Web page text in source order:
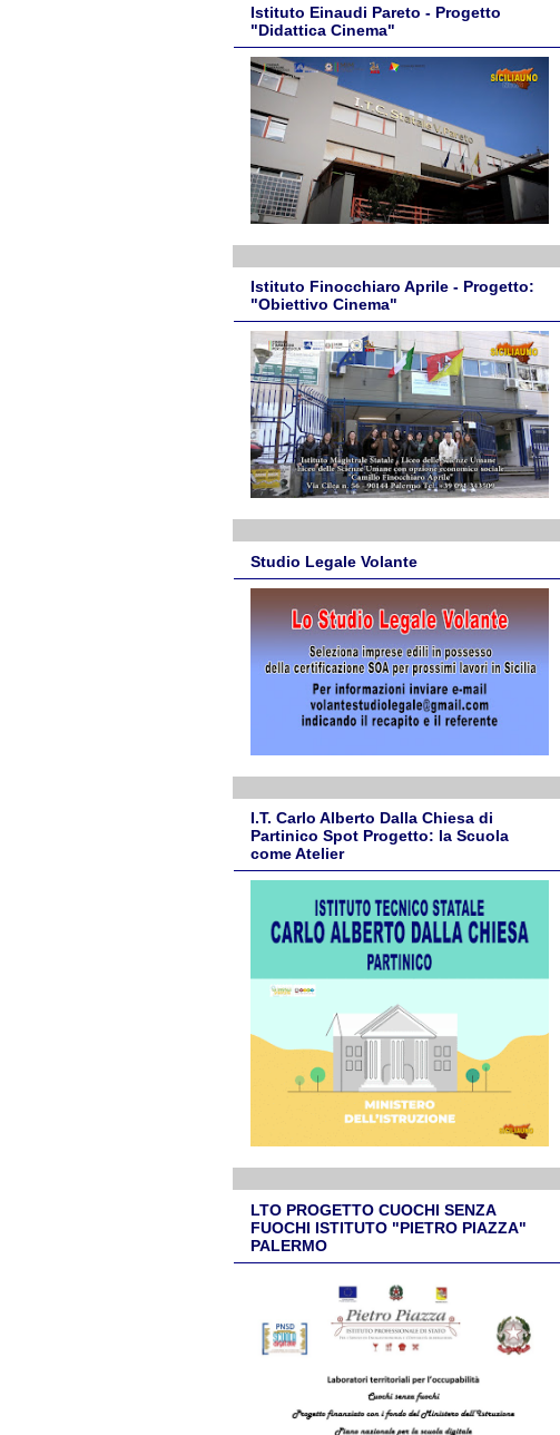
Istituto Einaudi Pareto - Progetto
"Didattica Cinema"
Istituto Finocchiaro Aprile - Progetto:
"Obiettivo Cinema"
Studio Legale Volante
I.T. Carlo Alberto Dalla Chiesa di
Partinico Spot Progetto: la Scuola
come Atelier
LTO PROGETTO CUOCHI SENZA
FUOCHI ISTITUTO "PIETRO PIAZZA"
PALERMO